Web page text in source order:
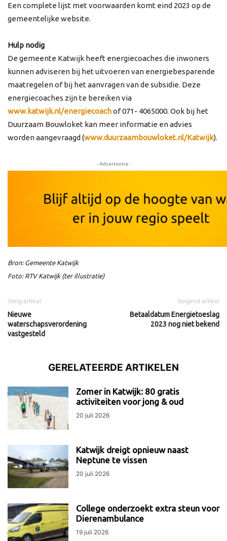
Een complete lijst met voorwaarden komt eind 2023 op de
gemeentelijke website.
Hulp nodig
De gemeente Katwijk heeft energiecoaches die inwoners
kunnen adviseren bij het uitvoeren van energiebesparende
maatregelen of bij het aanvragen van de subsidie. Deze
energiecoaches zijn te bereiken via
www.katwijk.nl/energiecoachof071- 4065000. Ook bij het
Duurzaam Bouwloket kan meer informatie en advies
worden aangevraagd (www.duurzaambouwloket.nl/Katwijk).
- Advertentie -
Bron: Gemeente Katwijk
Foto: RTV Katwijk (ter illustratie)
Vorig artikel
Nieuwe
waterschapsverordening
vastgesteld
Volgend artikel
Betaaldatum Energietoeslag
2023 nog niet bekend
GERELATEERDE ARTIKELEN
Zomer in Katwijk: 80 gratis
activiteiten voor jong & oud
20 juli 2026
Katwijk dreigt opnieuw naast
Neptune te vissen
20 juli 2026
College onderzoekt extra steun voor
Dierenambulance
19 juli 2026